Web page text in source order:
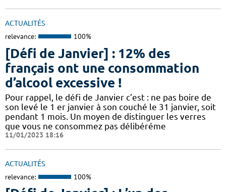
ACTUALITÉS
relevance: 100%
[Défi de Janvier] : 12% des
français ont une consommation
d’alcool excessive !
Pour rappel, le défi de Janvier c’est : ne pas boire de
son levé le 1 er janvier à son couché le 31 janvier, soit
pendant 1 mois. Un moyen de distinguer les verres
que vous ne consommez pas délibéréme
11/01/2023 18:16
ACTUALITÉS
relevance: 100%